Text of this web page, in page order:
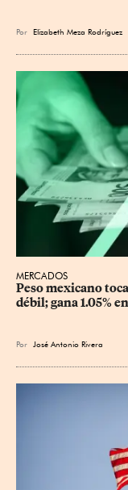
Por Elizabeth Meza Rodríguez
MERCADOS
Peso mexicano
débil; gana 1.05%
Por José Antonio Rivera